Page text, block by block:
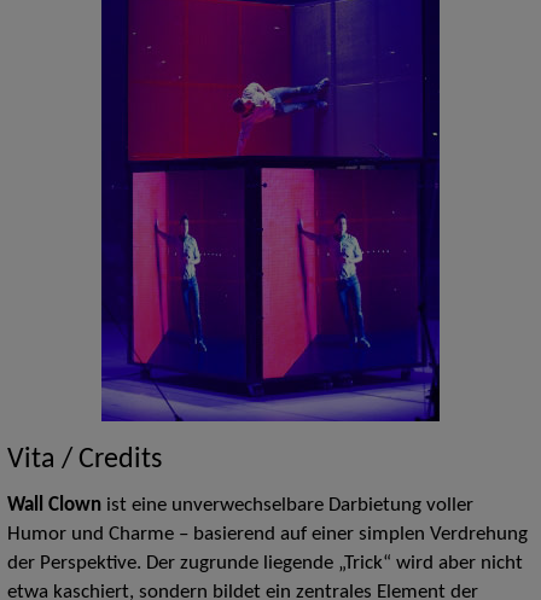
Vita / Credits
Wall Clownist eine unverwechselbare Darbietung voller
Humor und Charme – basierend auf einer simplen Verdrehung
der Perspektive. Der zugrunde liegende „Trick“ wird aber nicht
etwa kaschiert, sondern bildet ein zentrales Element der